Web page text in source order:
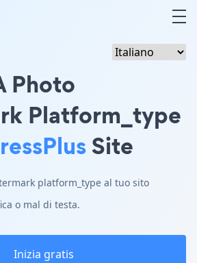
Photo
Platform_type
Site
platform_type al tuo sito
o mal di testa.
Inizia gratis